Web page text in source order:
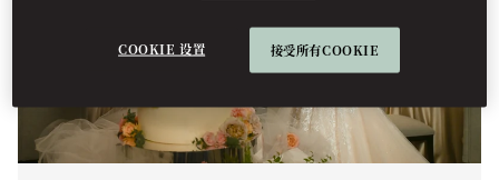
COOKIE 设置 接受所有COOKIE